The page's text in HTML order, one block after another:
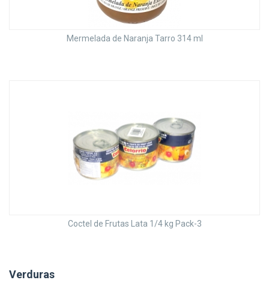
Mermelada de Naranja Tarro 314 ml
Coctel de Frutas Lata 1/4 kg Pack-3
Verduras